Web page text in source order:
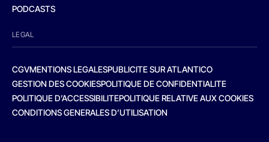
PODCASTS
LEGAL
CGVMENTIONS LEGALESPUBLICITE SUR ATLANTICO
GESTION DES COOKIESPOLITIQUE DE CONFIDENTIALITE
POLITIQUE D’ACCESSIBILITEPOLITIQUE RELATIVE AUX COOKIES
CONDITIONS GENERALES D’UTILISATION